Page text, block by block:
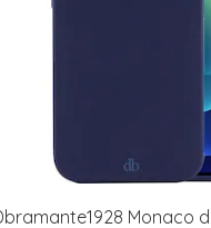
Monaco